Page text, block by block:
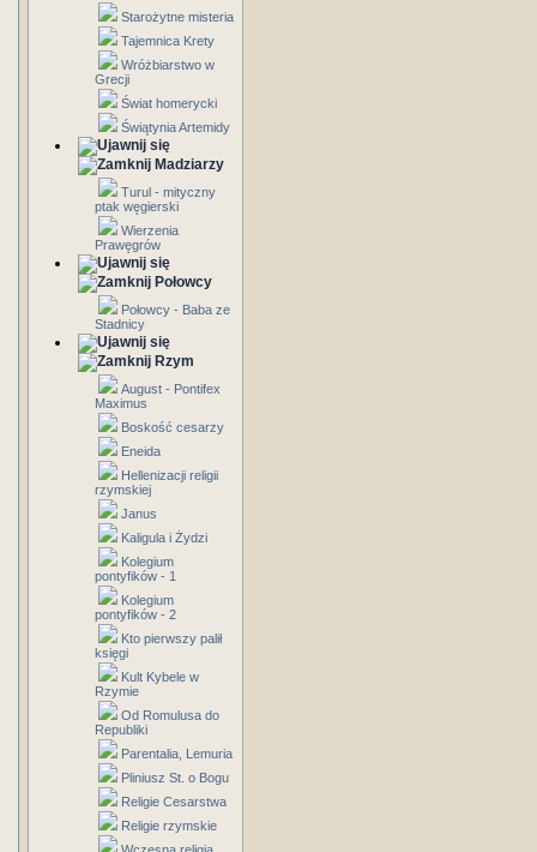
Starożytne misteria
Tajemnica Krety
Wróżbiarstwo w
Grecji
Świat homerycki
Świątynia Artemidy
Madziarzy
Turul - mityczny
ptak węgierski
Wierzenia
Prawęgrów
Połowcy
Połowcy - Baba ze
Stadnicy
Rzym
August - Pontifex
Maximus
Boskość cesarzy
Eneida
Hellenizacji religii
rzymskiej
Janus
Kaligula i Żydzi
Kolegium
pontyfików - 1
Kolegium
pontyfików - 2
Kto pierwszy palił
księgi
Kult Kybele w
Rzymie
Od Romulusa do
Republiki
Parentalia, Lemuria
Pliniusz St. o Bogu
Religie Cesarstwa
Religie rzymskie